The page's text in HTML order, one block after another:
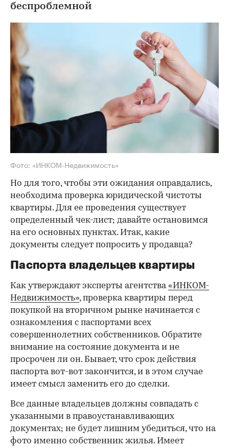
беспроблемной
Фото: «ИНКОМ-Недвижимость»
Но для того, чтобы эти ожидания оправдались,
необходима проверка юридической чистоты
квартиры. Для ее проведения существует
определенный чек-лист; давайте остановимся
на его основных пунктах. Итак, какие
документы следует попросить у продавца?
Паспорта владельцев квартиры
Как утверждают эксперты агентства«ИНКОМ-
Недвижимость», проверка квартиры перед
покупкой на вторичном рынке начинается с
ознакомления с паспортами всех
совершеннолетних собственников. Обратите
внимание на состояние документа и не
просрочен ли он. Бывает, что срок действия
паспорта вот-вот закончится, и в этом случае
имеет смысл заменить его до сделки.
Все данные владельцев должны совпадать с
указанными в правоустанавливающих
документах; не будет лишним убедиться, что на
фото именно собственник жилья. Имеет